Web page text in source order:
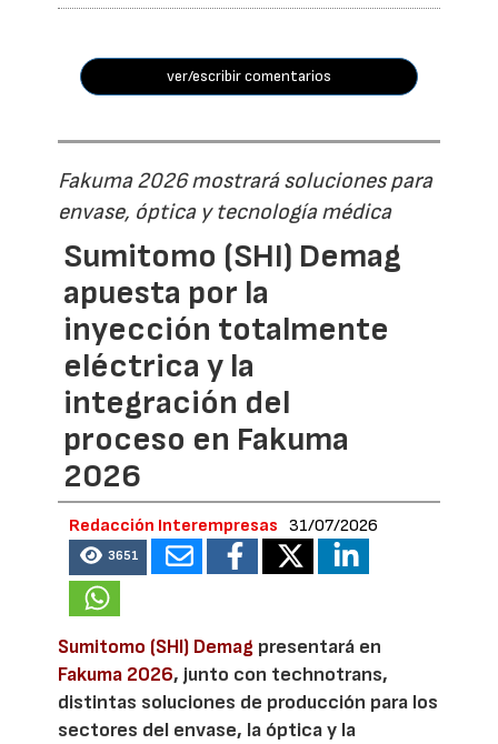
ver/escribir comentarios
Fakuma 2026 mostrará soluciones para
envase, óptica y tecnología médica
Sumitomo (SHI) Demag
apuesta por la
inyección totalmente
eléctrica y la
integración del
proceso en Fakuma
2026
Redacción Interempresas 31/07/2026
3651
Sumitomo (SHI) Demag presentará en
Fakuma 2026, junto con technotrans,
distintas soluciones de producción para los
sectores del envase, la óptica y la